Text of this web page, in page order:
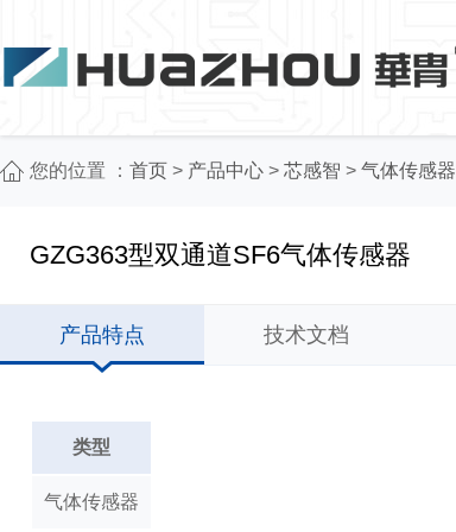
您的位置 ： 首页 > 产品中心 > 芯感智 > 气体传感器
GZG363型双通道SF6气体传感器
产品特点 技术文档
类型
气体传感器